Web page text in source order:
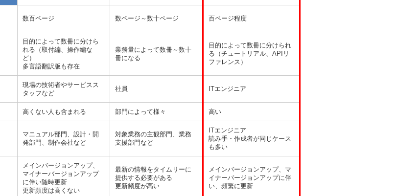
数百ページ 数ページ～数十ページ 百ページ程度
目的によって数冊に分けら
れる（取付編、操作編な
ど）
多言語翻訳版も存在
業務量によって数冊～数十
冊になる
目的によって数冊に分けられ
る（チュートリアル、APIリ
ファレンス）
現場の技術者やサービスス
タッフなど
社員 ITエンジニア
高くない人も含まれる 部門によって様々 高い
マニュアル部門、設計・開
発部門、制作会社など
対象業務の主観部門、業務
支援部門など
ITエンジニア
読み手・作成者が同じケース
も多い
メインバージョンアップ、
マイナーバージョンアップ
に伴い随時更新
更新頻度は高くない
最新の情報をタイムリーに
提供する必要がある
更新頻度が高い
メインバージョンアップ、マ
イナーバージョンアップに伴
い、頻繁に更新